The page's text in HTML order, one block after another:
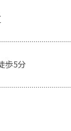
歩5分